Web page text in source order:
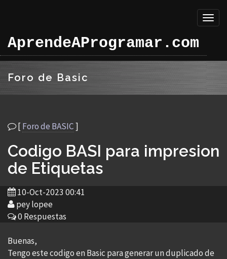
AprendeAProgramar.com
Foro de Basic
[Foro de BASIC]
Codigo BASI para impresion
de Etiquetas
10-Oct-2023 00:41
pey lopee
0 Respuestas
Buenas,
Tengo este codigo en Basic para generar un duplicado de